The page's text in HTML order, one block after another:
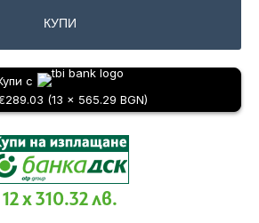
КУПИ
с
(13 x 565.29 BGN)
12 x 310.32 лв.